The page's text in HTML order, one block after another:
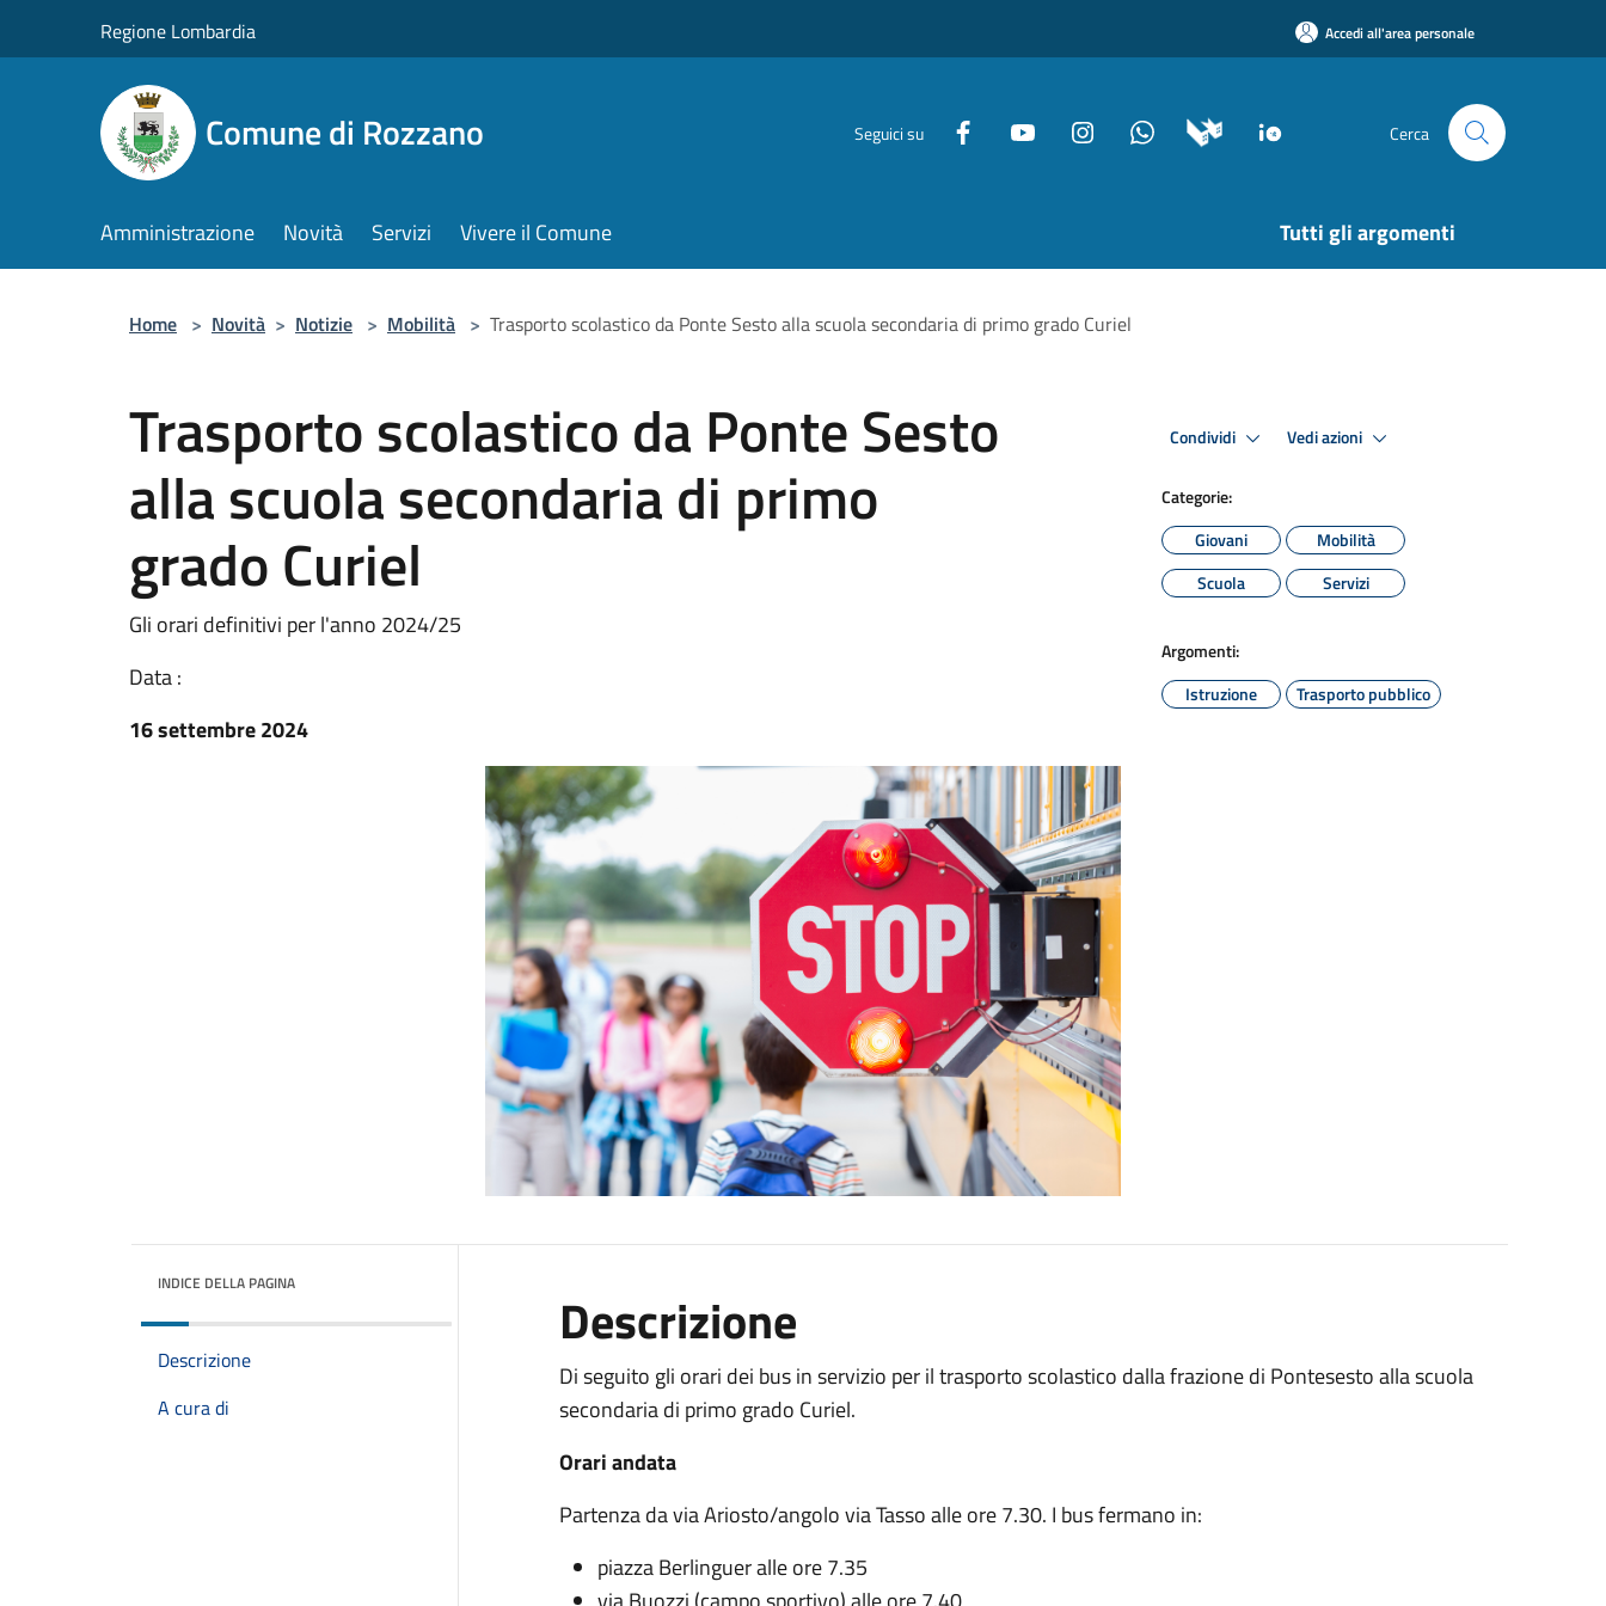
Regione Lombardia Accedi all'area personale
Comune di Rozzano Seguici su Cerca
Amministrazione Novità Servizi Vivere il Comune Tutti gli argomenti
Home > Novità > Notizie > Mobilità > Trasporto scolastico da Ponte Sesto alla scuola secondaria di primo grado Curiel
Trasporto scolastico da Ponte Sesto
alla scuola secondaria di primo
grado Curiel
Gli orari definitivi per l'anno 2024/25
Data :
16 settembre 2024
Condividi Vedi azioni
Categorie:
Giovani
Mobilità
Scuola
Servizi
Argomenti:
Istruzione
Trasporto pubblico
INDICE DELLA PAGINA
Descrizione
A cura di
Descrizione
Di seguito gli orari dei bus in servizio per il trasporto scolastico dalla frazione di Pontesesto alla scuola
secondaria di primo grado Curiel.
Orari andata
Partenza da via Ariosto/angolo via Tasso alle ore 7.30. I bus fermano in:
piazza Berlinguer alle ore 7.35